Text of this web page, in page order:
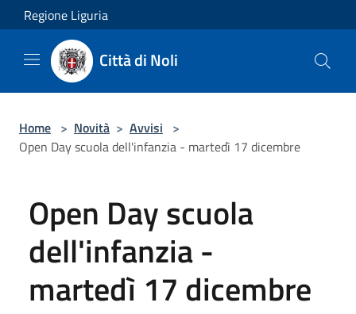
Salta al contenuto principale
Regione Liguria
Città di Noli
Home > Novità > Avvisi >
Open Day scuola dell'infanzia - martedì 17 dicembre
Open Day scuola
dell'infanzia -
martedì 17 dicembre